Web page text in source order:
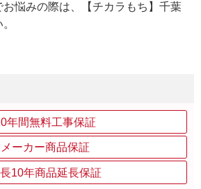
悩みの際は、【チカラもち】千葉
年間無料工事保証
メーカー商品保証
10年商品延長保証